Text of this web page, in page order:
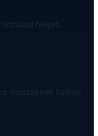
helyet.
muszaknak tudnia